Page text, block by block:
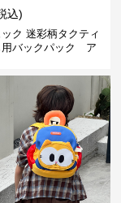
込)
ク 迷彩柄タクティ
用バックパック ア